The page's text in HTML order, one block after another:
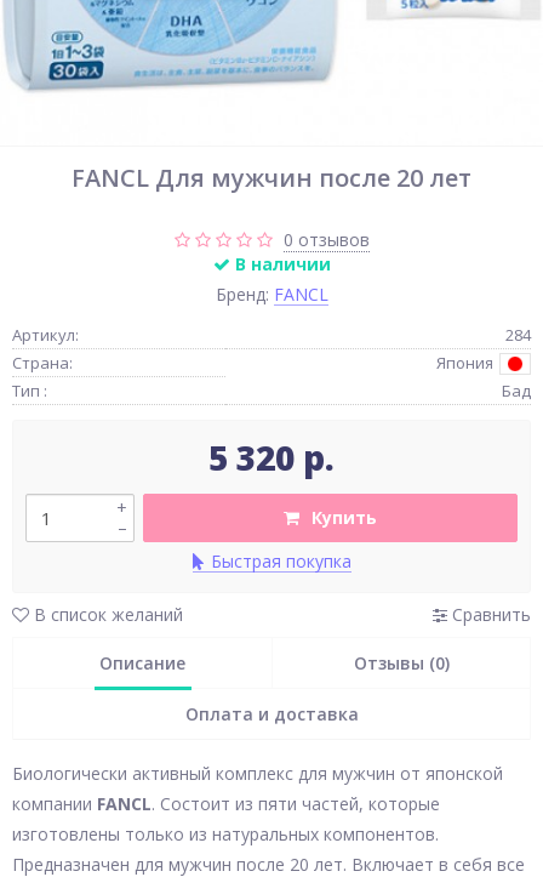
FANCL Для мужчин после 20 лет
0 отзывов
В наличии
Бренд: FANCL
Артикул:
284
Страна:
Япония
Тип :
Бад
5 320 р.
–
+
Купить
Быстрая покупка
В список желаний Сравнить
Описание Отзывы (0)
Оплата и доставка
Биологически активный комплекс для мужчин от японской
компании FANCL. Состоит из пяти частей, которые
изготовлены только из натуральных компонентов.
Предназначен для мужчин после 20 лет. Включает в себя все